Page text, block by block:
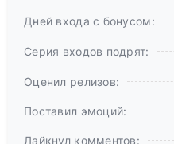
Дней входа с бонусом:
Серия входов подрят:
Оценил релизов:
Поставил эмоций:
Лайкнул комментов: